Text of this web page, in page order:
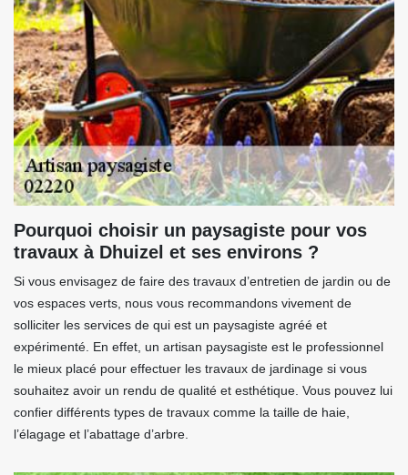
Pourquoi choisir un paysagiste pour vos
travaux à Dhuizel et ses environs ?
Si vous envisagez de faire des travaux d’entretien de jardin ou de
vos espaces verts, nous vous recommandons vivement de
solliciter les services de qui est un paysagiste agréé et
expérimenté. En effet, un artisan paysagiste est le professionnel
le mieux placé pour effectuer les travaux de jardinage si vous
souhaitez avoir un rendu de qualité et esthétique. Vous pouvez lui
confier différents types de travaux comme la taille de haie,
l’élagage et l’abattage d’arbre.